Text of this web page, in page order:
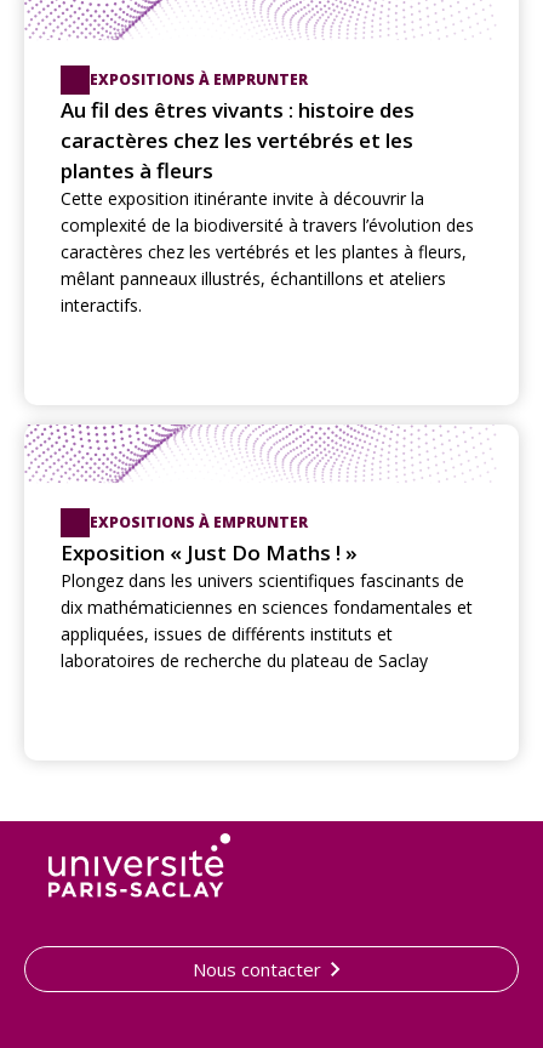
EXPOSITIONS À EMPRUNTER
Au fil des êtres vivants : histoire des
caractères chez les vertébrés et les
plantes à fleurs
Cette exposition itinérante invite à découvrir la
complexité de la biodiversité à travers l’évolution des
caractères chez les vertébrés et les plantes à fleurs,
mêlant panneaux illustrés, échantillons et ateliers
interactifs.
EXPOSITIONS À EMPRUNTER
Exposition « Just Do Maths ! »
Plongez dans les univers scientifiques fascinants de
dix mathématiciennes en sciences fondamentales et
appliquées, issues de différents instituts et
laboratoires de recherche du plateau de Saclay
Nous contacter